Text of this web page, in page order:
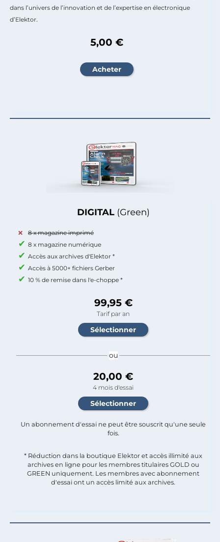
DIGITAL (Green)
8 x magazine imprimé
8 x magazine numérique
Accès aux archives d'Elektor *
Accès à 5000+ fichiers Gerber
10 % de remise dans l'e-choppe *
99,95 €
Tarif par an
ou
20,00 €
4 mois d'essai
Un abonnement d'essai ne peut être souscrit qu'une seule
fois.​
* Réduction dans la boutique Elektor et accès illimité aux
archives en ligne pour les membres titulaires GOLD ou
GREEN uniquement. Les membres avec abonnement
d'essai ont un accès limité aux archives.
dans l’univers de l’innovation et de l’expertise en électronique
d’Elektor.
5,00 €